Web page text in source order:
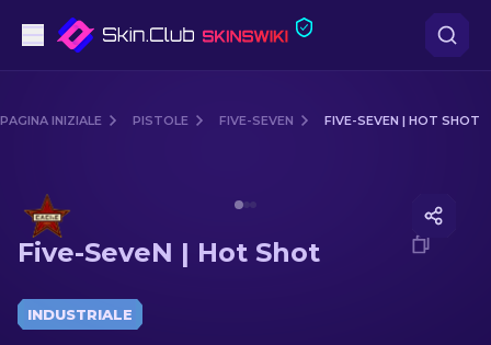
Fucile
Fucile di precisione
Coltelli
PAGINA INIZIALE PISTOLE FIVE-SEVEN FIVE-SEVEN | HOT SHOT
Five-SeveN | Hot Shot
INDUSTRIALE